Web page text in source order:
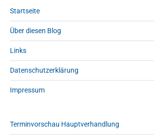
Startseite
Über diesen Blog
Links
Datenschutzerklärung
Impressum
Terminvorschau Hauptverhandlung